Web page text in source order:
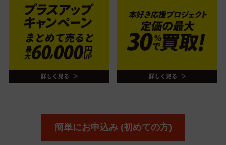
簡単にお申込み (初めての方)